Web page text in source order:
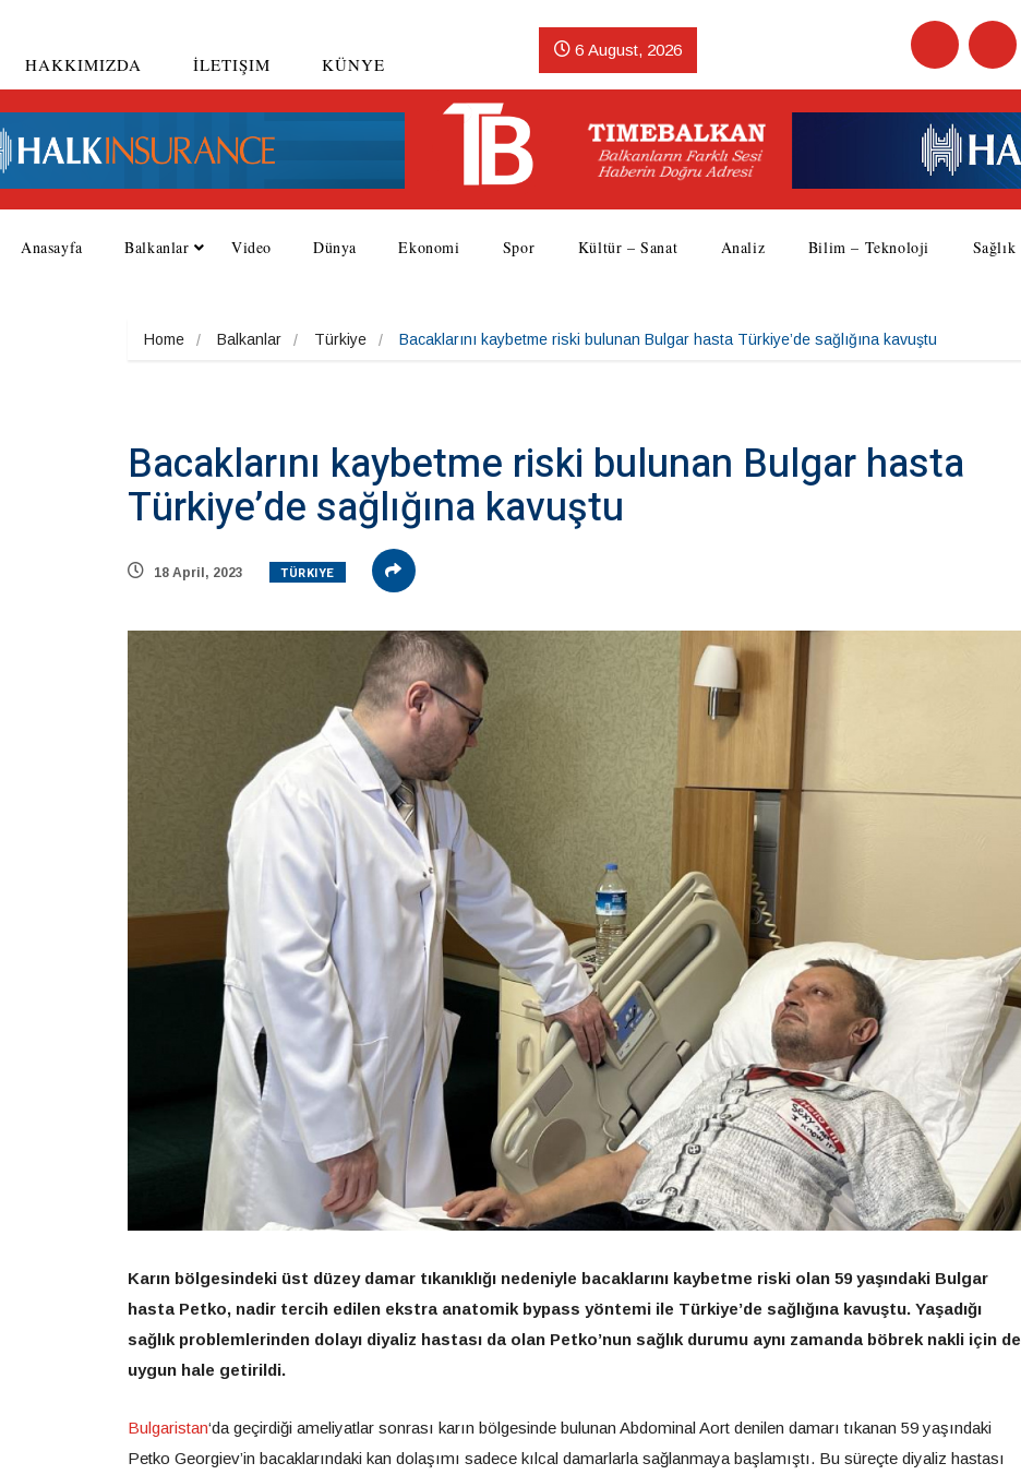
HAKKIMIZDA İLETIŞIM KÜNYE
6 August, 2026
Anasayfa Balkanlar Video Dünya Ekonomi Spor Kültür – Sanat Analiz Bilim – Teknoloji Sağlık
Home Balkanlar Türkiye Bacaklarını kaybetme riski bulunan Bulgar hasta Türkiye’de sağlığına kavuştu
Bacaklarını kaybetme riski bulunan Bulgar hasta
Türkiye’de sağlığına kavuştu
18 April, 2023 TÜRKIYE
Karın bölgesindeki üst düzey damar tıkanıklığı nedeniyle bacaklarını kaybetme riski olan 59 yaşındaki Bulgar
hasta Petko, nadir tercih edilen ekstra anatomik bypass yöntemi ile Türkiye’de sağlığına kavuştu. Yaşadığı
sağlık problemlerinden dolayı diyaliz hastası da olan Petko’nun sağlık durumu aynı zamanda böbrek nakli için de
uygun hale getirildi.
Bulgaristan‘da geçirdiği ameliyatlar sonrası karın bölgesinde bulunan Abdominal Aort denilen damarı tıkanan 59 yaşındaki
Petko Georgiev’in bacaklarındaki kan dolaşımı sadece kılcal damarlarla sağlanmaya başlamıştı. Bu süreçte diyaliz hastası